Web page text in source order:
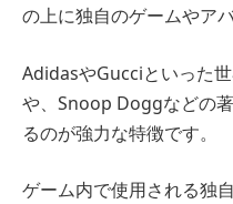
の上に独自のゲームやア
AdidasやGucciといった
や、Snoop Doggなどの
るのが強力な特徴です。
ゲーム内で使用される独